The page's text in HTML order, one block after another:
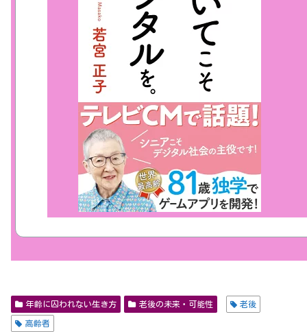
年齢に囚われない生き方 老後の未来・可能性 老後
高齢者